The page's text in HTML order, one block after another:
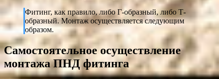
Фитинг, как правило, либо Г-образный, либо Т-
образный. Монтаж осуществляется следующим
образом.
Самостоятельное осуществление
монтажа ПНД фитинга